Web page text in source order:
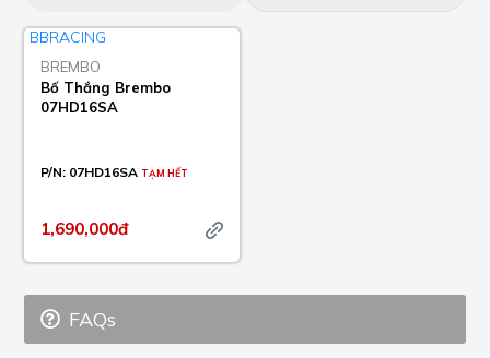
BREMBO
Bố Thắng Brembo
07HD16SA
P/N: 07HD16SA TẠM HẾT
1,690,000đ
FAQs